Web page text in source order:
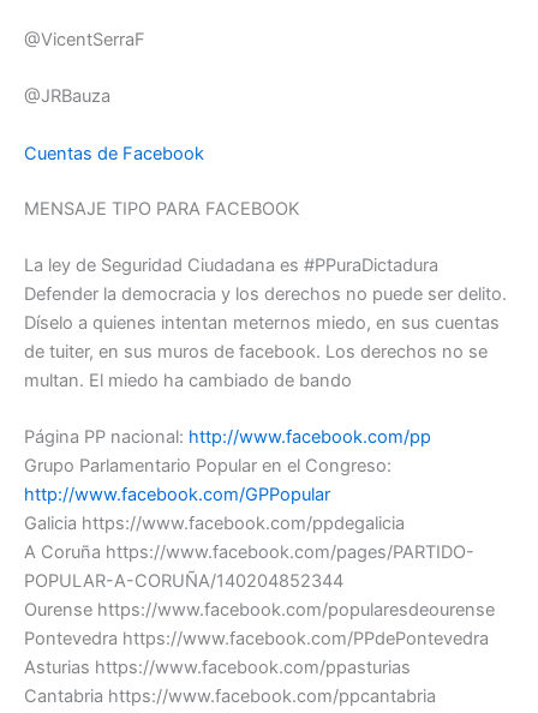
@VicentSerraF
@JRBauza
Cuentas de Facebook
MENSAJE TIPO PARA FACEBOOK
La ley de Seguridad Ciudadana es #PPuraDictadura
Defender la democracia y los derechos no puede ser delito.
Díselo a quienes intentan meternos miedo, en sus cuentas
de tuiter, en sus muros de facebook. Los derechos no se
multan. El miedo ha cambiado de bando
Página PP nacional: http://www.facebook.com/pp
Grupo Parlamentario Popular en el Congreso:
http://www.facebook.com/GPPopular
Galicia https://www.facebook.com/ppdegalicia
A Coruña https://www.facebook.com/pages/PARTIDO-
POPULAR-A-CORUÑA/140204852344
Ourense https://www.facebook.com/popularesdeourense
Pontevedra https://www.facebook.com/PPdePontevedra
Asturias https://www.facebook.com/ppasturias
Cantabria https://www.facebook.com/ppcantabria